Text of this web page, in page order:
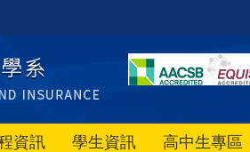
資訊 學生資訊 高中生專區